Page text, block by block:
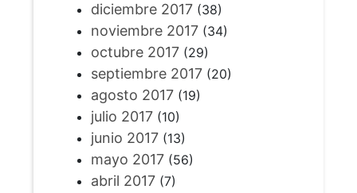
diciembre 2017(38)
noviembre 2017(34)
octubre 2017(29)
septiembre 2017(20)
agosto 2017(19)
julio 2017(10)
junio 2017(13)
mayo 2017(56)
abril 2017(7)